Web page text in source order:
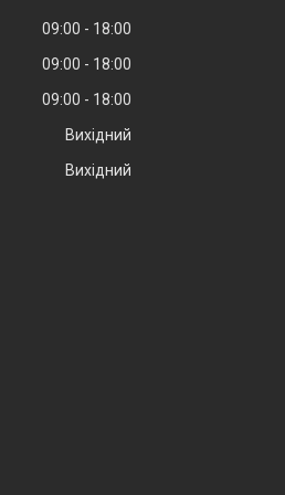
09:00
18:00
09:00
18:00
09:00
18:00
Вихідний
Вихідний